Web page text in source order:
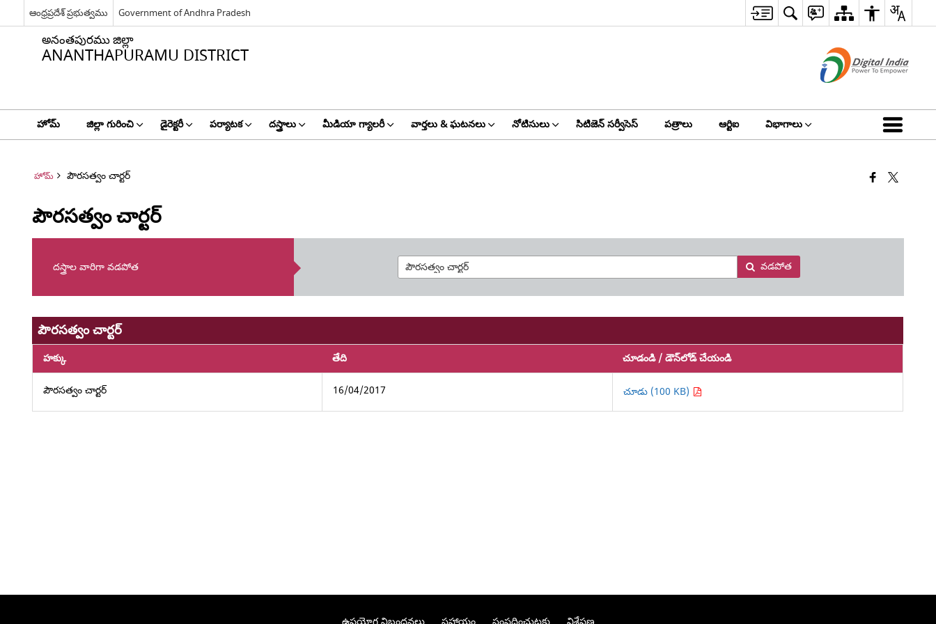
ఆంధ్రప్రదేశ్ ప్రభుత్వము Government of Andhra Pradesh
అనంతపురము జిల్లా
ANANTHAPURAMU DISTRICT
హోమ్ జిల్లా గురించి డైరెక్టరీ పర్యాటక దస్త్రాలు మీడియా గ్యాలరీ వార్తలు & ఘటనలు నోటిసులు సిటిజెన్ సర్వీసెస్ పత్రాలు ఆర్టిఐ విభాగాలు
హోమ్ పౌరసత్వం చార్టర్
పౌరసత్వం చార్టర్
దస్త్రాల వారిగా వడపోత వడపోత
పౌరసత్వం చార్టర్
హక్కు తేది చూడండి / డౌన్‌లోడ్ చేయండి
పౌరసత్వం చార్టర్ 16/04/2017 చూడు (100 KB)